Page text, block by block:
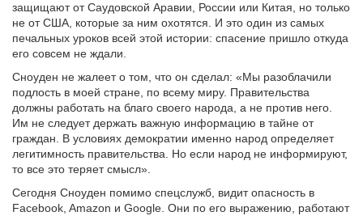
защищают от Саудовской Аравии, России или Китая, но только
не от США, которые за ним охотятся. И это один из самых
печальных уроков всей этой истории: спасение пришло откуда
его совсем не ждали.
Сноуден не жалеет о том, что он сделал: «Мы разоблачили
подлость в моей стране, по всему миру. Правительства
должны работать на благо своего народа, а не против него.
Им не следует держать важную информацию в тайне от
граждан. В условиях демократии именно народ определяет
легитимность правительства. Но если народ не информируют,
то все это теряет смысл».
Сегодня Сноуден помимо спецслужб, видит опасность в
Facebook, Amazon и Google. Они по его выражению, работают